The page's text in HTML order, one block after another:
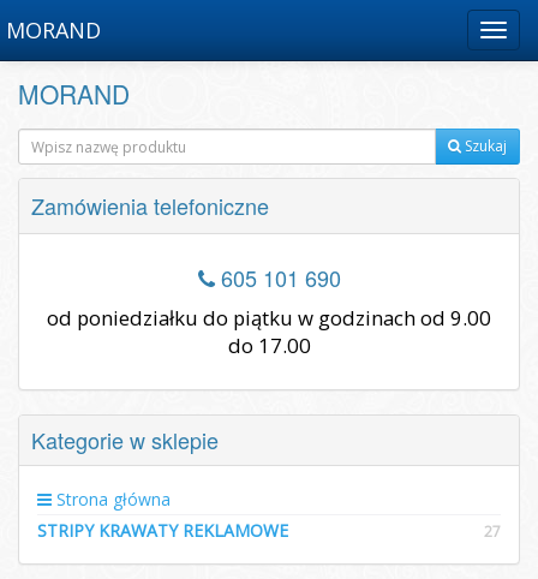
Menu
MORAND
MORAND
Szukaj
Zamówienia telefoniczne
605 101 690
od poniedziałku do piątku w godzinach od 9.00
do 17.00
Kategorie w sklepie
Strona główna
STRIPY KRAWATY REKLAMOWE
27